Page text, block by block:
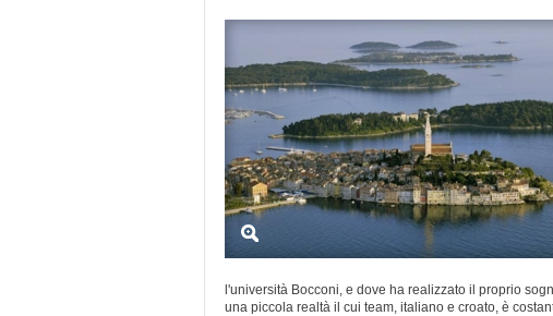
l'università Bocconi, e dove ha realizzato il proprio
una piccola realtà il cui team, italiano e croato, è